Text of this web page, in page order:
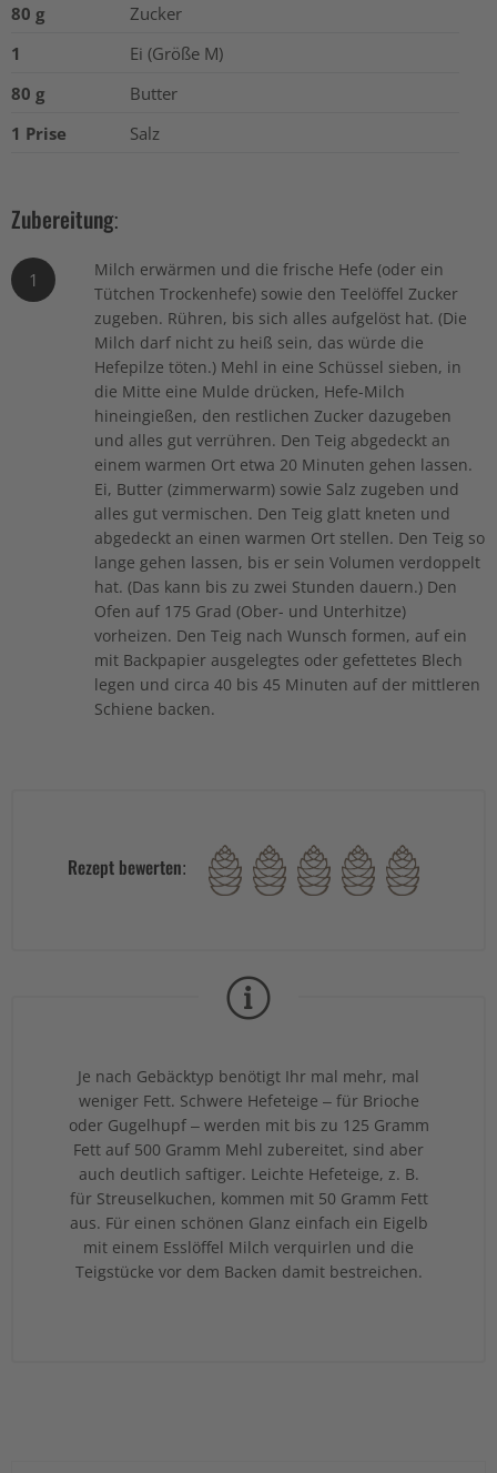
80 g
Zucker
1
Ei (Größe M)
80 g
Butter
1 Prise
Salz
Zubereitung:
1
Milch erwärmen und die frische Hefe (oder ein
Tütchen Trockenhefe) sowie den Teelöffel Zucker
zugeben. Rühren, bis sich alles aufgelöst hat. (Die
Milch darf nicht zu heiß sein, das würde die
Hefepilze töten.) Mehl in eine Schüssel sieben, in
die Mitte eine Mulde drücken, Hefe-Milch
hineingießen, den restlichen Zucker dazugeben
und alles gut verrühren. Den Teig abgedeckt an
einem warmen Ort etwa 20 Minuten gehen lassen.
Ei, Butter (zimmerwarm) sowie Salz zugeben und
alles gut vermischen. Den Teig glatt kneten und
abgedeckt an einen warmen Ort stellen. Den Teig so
lange gehen lassen, bis er sein Volumen verdoppelt
hat. (Das kann bis zu zwei Stunden dauern.) Den
Ofen auf 175 Grad (Ober- und Unterhitze)
vorheizen. Den Teig nach Wunsch formen, auf ein
mit Backpapier ausgelegtes oder gefettetes Blech
legen und circa 40 bis 45 Minuten auf der mittleren
Schiene backen.
Rezept bewerten:
Je nach Gebäcktyp benötigt Ihr mal mehr, mal
weniger Fett. Schwere Hefeteige – für Brioche
oder Gugelhupf – werden mit bis zu 125 Gramm
Fett auf 500 Gramm Mehl zubereitet, sind aber
auch deutlich saftiger. Leichte Hefeteige, z. B.
für Streuselkuchen, kommen mit 50 Gramm Fett
aus. Für einen schönen Glanz einfach ein Eigelb
mit einem Esslöffel Milch verquirlen und die
Teigstücke vor dem Backen damit bestreichen.